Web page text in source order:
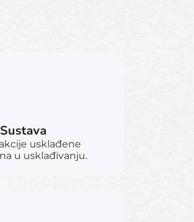
usklađene
u usklađivanju.